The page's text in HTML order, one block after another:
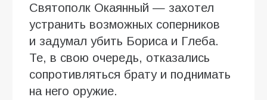
Святополк Окаянный — захотел
устранить возможных соперников
и задумал убить Бориса и Глеба.
Те, в свою очередь, отказались
сопротивляться брату и поднимать
на него оружие.